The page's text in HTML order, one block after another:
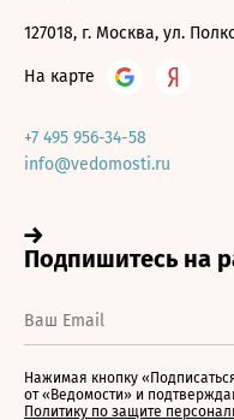
127018, г. Москва, ул.
На карте
+7 495 956-34-58
info@vedomosti.ru
Нажимая кнопку
от «Ведомости» и
Политику по защите